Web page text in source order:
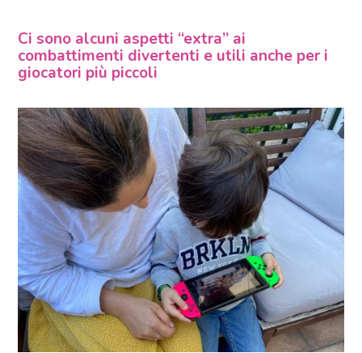
Ci sono alcuni aspetti “extra” ai
combattimenti divertenti e utili anche per i
giocatori più piccoli